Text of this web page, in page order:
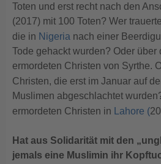
Toten und erst recht nach den
(2017) mit 100 Toten? Wer
die in Nigeria nach einer
Tode gehackt wurden? Oder
ermordeten Christen von Syrthe.
Christen, die erst im Januar auf
Muslimen abgeschlachtet
ermordeten Christen in
Lahore (
Hat aus Solidarität mit den
jemals eine Muslimin ihr